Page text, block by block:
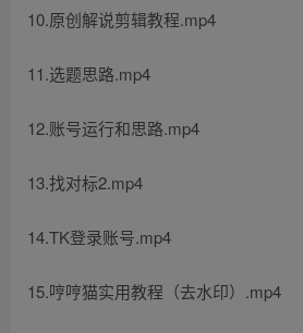
10.原创解说剪辑教程.mp4
11.选题思路.mp4
12.账号运行和思路.mp4
13.找对标2.mp4
14.TK登录账号.mp4
15.哼哼猫实用教程（去水印）.mp4